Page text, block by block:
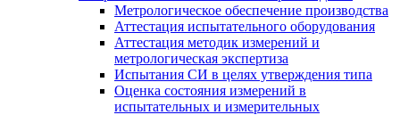
Метрологическое обеспечение производства
Аттестация испытательного оборудования
Аттестация методик измерений и
метрологическая экспертиза
Испытания СИ в целях утверждения типа
Оценка состояния измерений в
испытательных и измерительных